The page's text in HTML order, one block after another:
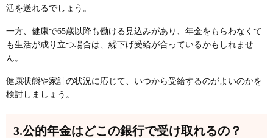
活を送れるでしょう。
一方、健康で65歳以降も働ける見込みがあり、年金をもらわなくて
も生活が成り立つ場合は、繰下げ受給が合っているかもしれませ
ん。
健康状態や家計の状況に応じて、いつから受給するのがよいのかを
検討しましょう。
3.公的年金はどこの銀行で受け取れるの？